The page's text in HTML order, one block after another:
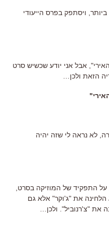
ויסתפק בפרס הייעודי
האירי", אבל אני יודע שכשיש סרט
הזאת ולכן
לא נראה לי שזה יהיה
התפקיד של המוזיקה בסרט
הלחינה את "ג'וקר" אלא גם
את "צ'רנוביל". ולכן